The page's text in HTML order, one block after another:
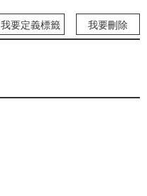
我要定義標籤 我要刪除